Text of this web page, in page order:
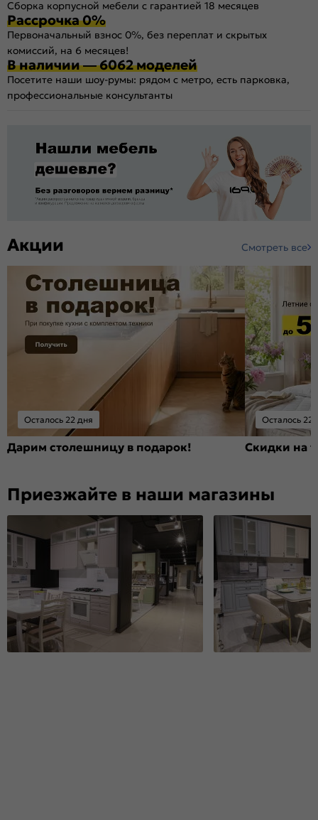
Сборка корпусной мебели с гарантией 18 месяцев
Рассрочка 0%
Первоначальный взнос 0%, без переплат и скрытых
комиссий, на 6 месяцев!
В наличии — 6062 моделей
Посетите наши шоу-румы: рядом с метро, есть парковка,
профессиональные консультанты
Акции Смотреть все
Осталось 22 дня
Дарим столешницу в подарок!
Осталось 22
Скидки на
Приезжайте в наши магазины